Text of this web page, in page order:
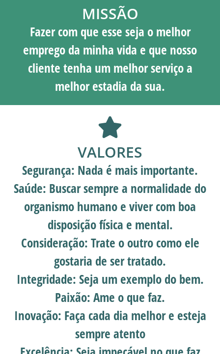
MISSÃO
Fazer com que esse seja o melhor
emprego da minha vida e que nosso
cliente tenha um melhor serviço a
melhor estadia da sua.
VALORES
Segurança: Nada é mais importante.
Saúde: Buscar sempre a normalidade do
organismo humano e viver com boa
disposição física e mental.
Consideração: Trate o outro como ele
gostaria de ser tratado.
Integridade: Seja um exemplo do bem.
Paixão: Ame o que faz.
Inovação: Faça cada dia melhor e esteja
sempre atento